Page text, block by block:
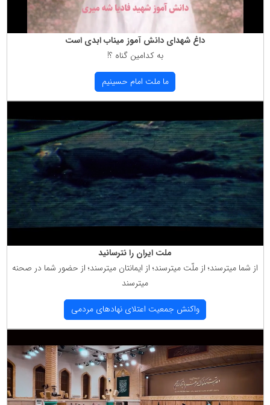
داغ شهدای دانش آموز میناب ابدی است
به كدامین گناه ؟!
ما ملت امام حسینیم
ملت ایران را نترسانید
از شما میترسند؛ از ملّت میترسند؛ از ایمانتان میترسند؛ از حضور شما در صحنه
میترسند
واكنش جمعیت اعتلای نهادهای مردمی